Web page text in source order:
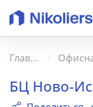
Главная
БЦ Ново-